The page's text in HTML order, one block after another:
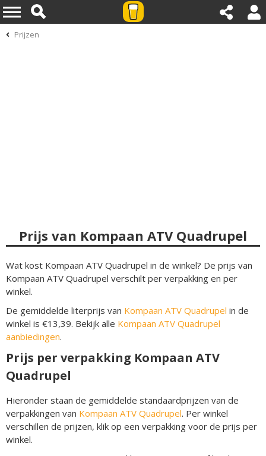
Prijzen
Prijs van Kompaan ATV Quadrupel
Wat kost Kompaan ATV Quadrupel in de winkel? De prijs van
Kompaan ATV Quadrupel verschilt per verpakking en per
winkel.
De gemiddelde literprijs van Kompaan ATV Quadrupel in de
winkel is €13,39. Bekijk alle Kompaan ATV Quadrupel
aanbiedingen.
Prijs per verpakking Kompaan ATV
Quadrupel
Hieronder staan de gemiddelde standaardprijzen van de
verpakkingen van Kompaan ATV Quadrupel. Per winkel
verschillen de prijzen, klik op een verpakking voor de prijs per
winkel.